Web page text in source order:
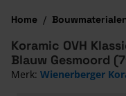
Home /
Koramic OVH
Blauw Gesmoord
Merk: Wienerberger